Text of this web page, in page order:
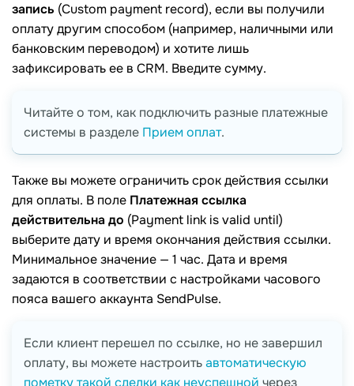
запись (Custom payment record), если вы получили
оплату другим способом (например, наличными или
банковским переводом) и хотите лишь
зафиксировать ее в CRM. Введите сумму.
Читайте о том, как подключить разные платежные
системы в разделе Прием оплат.
Также вы можете ограничить срок действия ссылки
для оплаты. В поле Платежная ссылка
действительна до (Payment link is valid until)
выберите дату и время окончания действия ссылки.
Минимальное значение — 1 час. Дата и время
задаются в соответствии с настройками часового
пояса вашего аккаунта SendPulse.
Если клиент перешел по ссылке, но не завершил
оплату, вы можете настроитьавтоматическую
пометку такой сделки как неуспешной через